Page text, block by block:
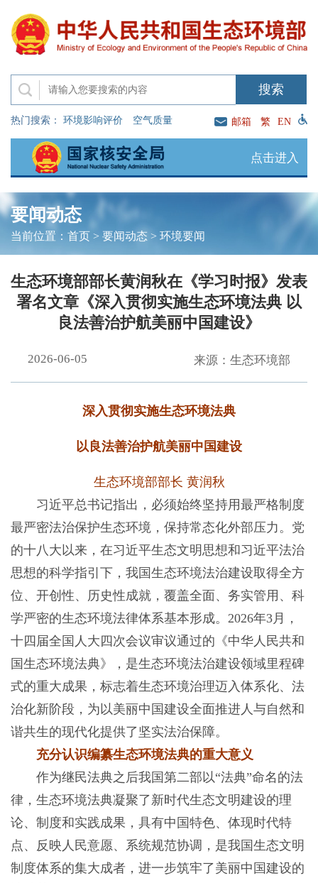
热门搜索： 环境影响评价 空气质量 邮箱 繁 EN
点击进入
要闻动态
当前位置： 首页> 要闻动态 > 环境要闻
生态环境部部长黄润秋在《学习时报》发表
署名文章《深入贯彻实施生态环境法典 以
良法善治护航美丽中国建设》
2026-06-05 来源：生态环境部
深入贯彻实施生态环境法典
以良法善治护航美丽中国建设
生态环境部部长 黄润秋
习近平总书记指出，必须始终坚持用最严格制度
最严密法治保护生态环境，保持常态化外部压力。党
的十八大以来，在习近平生态文明思想和习近平法治
思想的科学指引下，我国生态环境法治建设取得全方
位、开创性、历史性成就，覆盖全面、务实管用、科
学严密的生态环境法律体系基本形成。2026年3月，
十四届全国人大四次会议审议通过的《中华人民共和
国生态环境法典》，是生态环境法治建设领域里程碑
式的重大成果，标志着生态环境治理迈入体系化、法
治化新阶段，为以美丽中国建设全面推进人与自然和
谐共生的现代化提供了坚实法治保障。
充分认识编纂生态环境法典的重大意义
作为继民法典之后我国第二部以“法典”命名的法
律，生态环境法典凝聚了新时代生态文明建设的理
论、制度和实践成果，具有中国特色、体现时代特
点、反映人民意愿、系统规范协调，是我国生态文明
制度体系的集大成者，进一步筑牢了美丽中国建设的